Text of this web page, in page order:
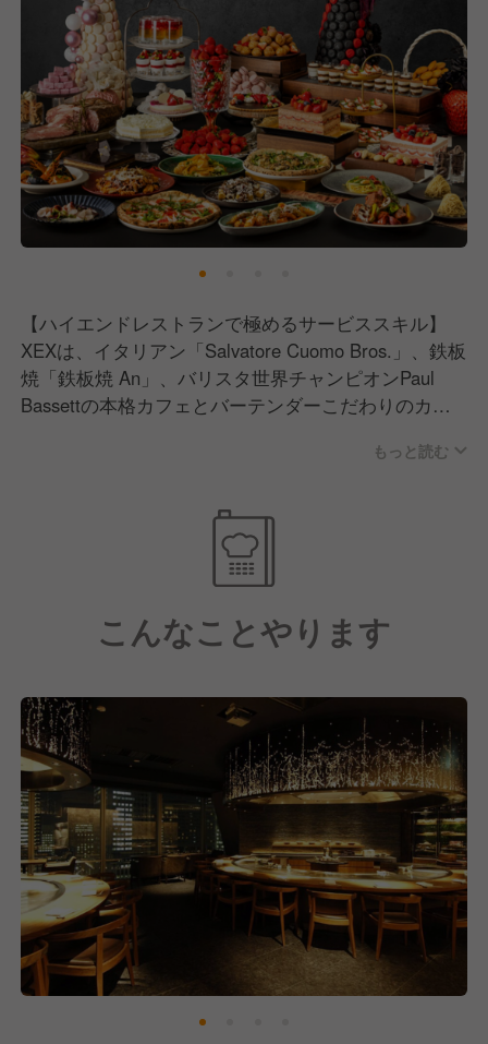
また、私たちは「目の前のお客様に最高の時間を過ご
していただくために、何ができるのか？」を常に考
え、現場の声を最大限にお店に反映させる環境が整っ
ています。
複合業態だからこそ、イタリアン、鉄板焼、カフェ、
BARと、多彩なスキルを学び、成長できる機会があり
ます。
私たちは誠実に、まっすぐに、レストランビジネスに
取り組んできました。
本物のおいしさをお客様にご提供するために、お客様
により喜んでいただくために、スタッフ一人ひとりが
レストランというものの可能性に真摯に向き合ってい
ます。
お客様の記憶に残る1日を創り上げることが、私たち
の喜びです。ハイクラスなサービスに挑戦したい方を
■チームワークを大切にできる方
専門性を持つスタッフ同士が協力し合うことが不可欠
です。仲間と協力しながら、最高のお店を創り上げて
いける方を求めています！
■プロフェッショナルとして成長したい方
「より高いレベルを目指したい」「本物の技術を学び
たい」そんな向上心を持つ方に、より多くのチャンス
が生まれます！
【ハイエンドレストランで極めるサービススキル】
XEXは、イタリアン「Salvatore Cuomo Bros.」、鉄板
焼「鉄板焼 An」、バリスタ世界チャンピオンPaul
Bassettの本格カフェとバーテンダーこだわりのカク
東京駅直結、約880㎡の壮大な空間で、大きな窓から
東京駅舎、丸の内ビル群、皇居までを一望しながら、
お客様の特別な日を演出する。
それがXEXのサービススタッフに求められる役割で
ハイクラスな接客技術、ワインやお酒の知識、サプラ
から学べる環境が整っています！
「最高のおもてなしを学びたい」「プロフェッショナ
ルなサービススキルを身につけたい」という想いを持
つ方を歓迎します！
【上場企業の安定基盤と充実した待遇】
運営元であるワイズテーブルコーポレーションは、東
証スタンダード市場上場企業です。
1987年の創業以来、30年以上にわたりレストラン事
業を展開してきた安定した経営基盤があります。
もっと読む
こんなことやります